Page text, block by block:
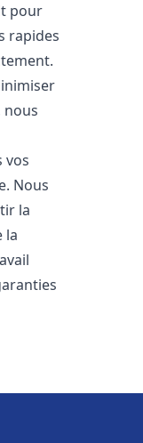
pour
rapides
vos
Nous
la
la